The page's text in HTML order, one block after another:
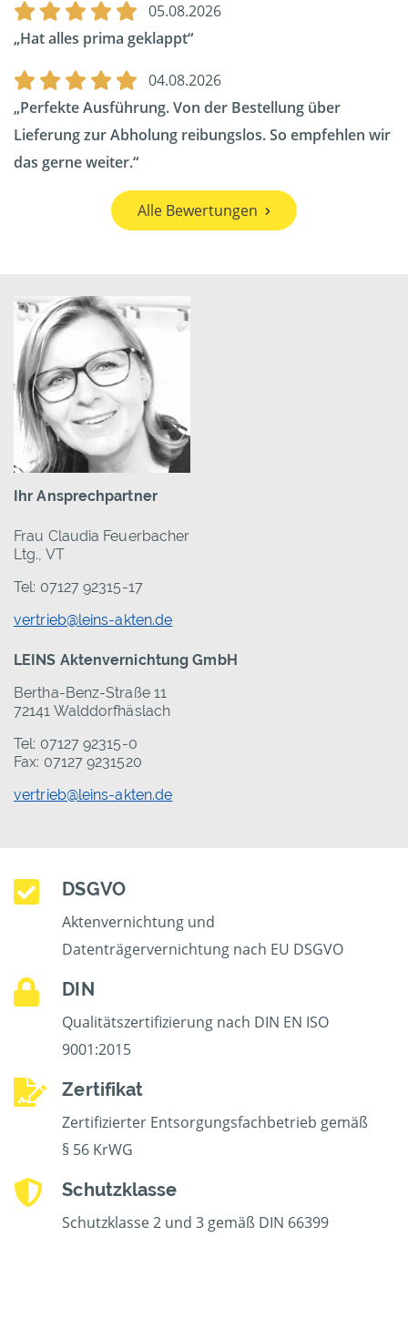
05.08.2026
Hat alles prima geklappt
04.08.2026
Perfekte Ausführung. Von der Bestellung über
Lieferung zur Abholung reibungslos. So empfehlen wir
das gerne weiter.
Alle Bewertungen
Ihr Ansprechpartner
Frau Claudia Feuerbacher
Ltg., VT
Tel: 07127 92315-17
vertrieb@leins-akten.de
LEINS Aktenvernichtung GmbH
Bertha-Benz-Straße 11
72141 Walddorfhäslach
Tel: 07127 92315-0
Fax: 07127 9231520
vertrieb@leins-akten.de
DSGVO
Aktenvernichtung und
Datenträgervernichtung nach EU DSGVO
DIN
Qualitätszertifizierung nach DIN EN ISO
9001:2015
Zertifikat
Zertifizierter Entsorgungsfachbetrieb gemäß
§ 56 KrWG
Schutzklasse
Schutzklasse 2 und 3 gemäß DIN 66399